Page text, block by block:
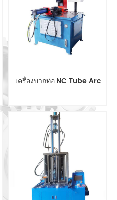
เครื่องบากท่อ NC Tube Arc